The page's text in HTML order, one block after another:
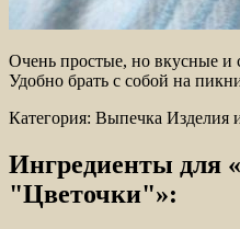
Очень простые, но вкусные
Удобно брать с собой на
Категория: Выпечка Изделия
Ингредиенты для
"Цветочки"»: